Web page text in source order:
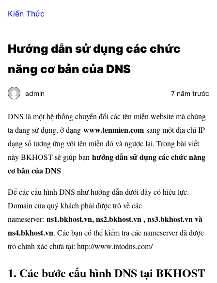
Kiến Thức
Hướng dẫn sử dụng các chức
năng cơ bản của DNS
admin 7 năm trước
DNS là một hệ thống chuyển đổi các tên miền website mà chúng
ta đang sử dụng, ở dạng www.tenmien.com sang một địa chỉ IP
dạng số tương ứng với tên miền đó và ngược lại. Trong bài viết
này BKHOST sẽ giúp bạn hướng dẫn sử dụng các chức năng
cơ bản của DNS
Để các cấu hình DNS như hướng dẫn dưới đây có hiệu lực.
Domain của quý khách phải được trỏ về các
nameserver: ns1.bkhost.vn, ns2.bkhost.vn , ns3.bkhost.vn và
ns4.bkhost.vn. Các bạn có thể kiểm tra các nameserver đã được
trỏ chính xác chưa tại: http://www.intodns.com/
1. Các bước cấu hình DNS tại BKHOST